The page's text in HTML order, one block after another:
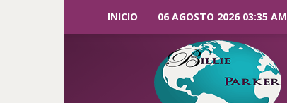
INICIO 06 AGOSTO 2026 03:35 AM
Parker
Noticias